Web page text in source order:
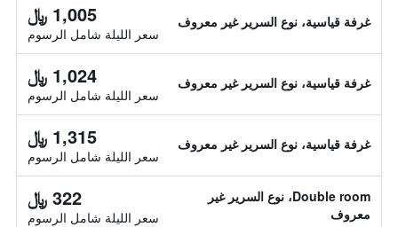
غرفة قياسية، نوع السرير غير معروف 1,005 ﷼
سعر الليلة شامل الرسوم
غرفة قياسية، نوع السرير غير معروف 1,024 ﷼
سعر الليلة شامل الرسوم
غرفة قياسية، نوع السرير غير معروف 1,315 ﷼
سعر الليلة شامل الرسوم
Double room، نوع السرير غير
معروف
322 ﷼
سعر الليلة شامل الرسوم